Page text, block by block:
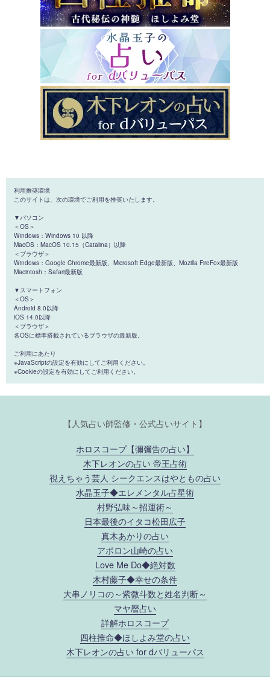
利用推奨環境
このサイトは、次の環境でご利用を推奨いたします。
▼パソコン
＜OS＞
Windows：Windows 10 以降
MacOS：MacOS 10.15（Catalina）以降
＜ブラウザ＞
Windows：Google Chrome最新版、Microsoft Edge最新版、Mozilla FireFox最新版
Macintosh：Safari最新版
▼スマートフォン
＜OS＞
Android 8.0以降
iOS 14.0以降
＜ブラウザ＞
各OSに標準搭載されているブラウザの最新版。
ご利用にあたり
※JavaScriptの設定を有効にしてご利用ください。
※Cookieの設定を有効にしてご利用ください。
【人気占い師監修・公式占いサイト】
ホロスコープ【彌彌告の占い】
木下レオンの占い 帝王占術
視えちゃう芸人 シークエンスはやともの占い
水晶玉子◆エレメンタル占星術
村野弘味～招運術～
日本最後のイタコ松田広子
真木あかりの占い
アポロン山崎の占い
Love Me Do◆絶対数
木村藤子◆幸せの条件
大串ノリコの～紫微斗数と姓名判断～
マヤ暦占い
詳解ホロスコープ
四柱推命◆ほしよみ堂の占い
木下レオンの占い for dバリューパス